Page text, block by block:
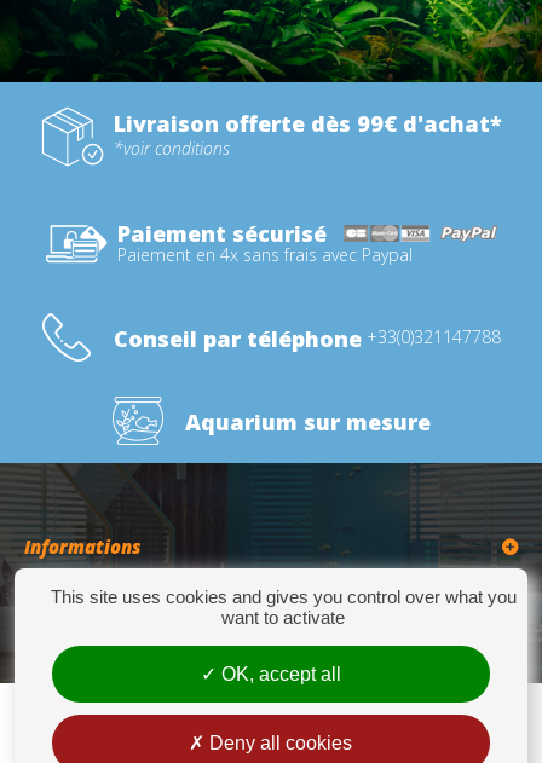
Livraison offerte dès 99€ d'achat*
*voir conditions
Paiement sécurisé
Paiement en 4x sans frais avec Paypal
Conseil par téléphone +33(0)321147788
Aquarium sur mesure
Informations
Catégories
This site uses cookies and gives you control over what you
want to activate
OK, accept all
Deny all cookies